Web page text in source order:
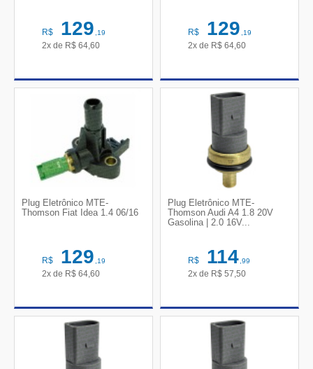
R$ 129,19
2x de R$ 64,60
R$ 129,19
2x de R$ 64,60
Plug Eletrônico MTE-
Thomson Fiat Idea 1.4 06/16
R$ 129,19
2x de R$ 64,60
Plug Eletrônico MTE-
Thomson Audi A4 1.8 20V
Gasolina | 2.0 16V...
R$ 114,99
2x de R$ 57,50